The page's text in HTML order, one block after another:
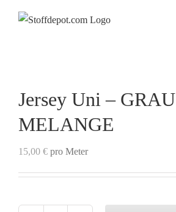
Jersey Uni – GRAU
MELANGE
15,00 € pro Meter